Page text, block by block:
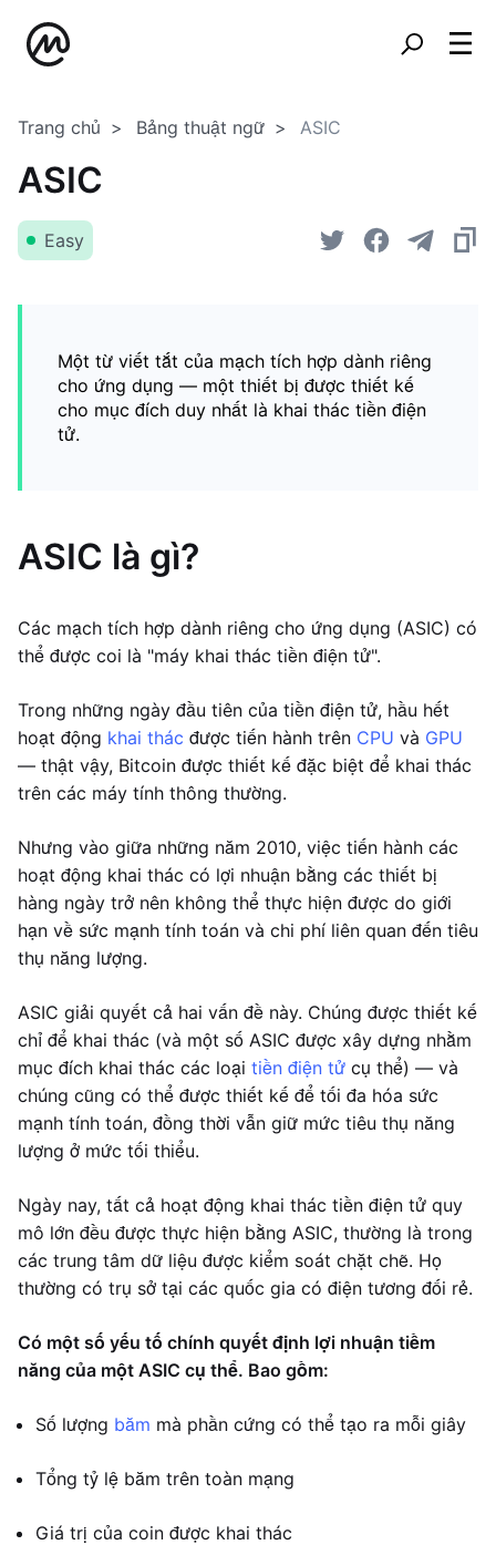
Trang chủ Bảng thuật ngữ ASIC
ASIC
Easy
Một từ viết tắt của mạch tích hợp dành riêng
cho ứng dụng — một thiết bị được thiết kế
cho mục đích duy nhất là khai thác tiền điện
tử.
ASIC là gì?
Các mạch tích hợp dành riêng cho ứng dụng (ASIC) có
thể được coi là "máy khai thác tiền điện tử".
Trong những ngày đầu tiên của tiền điện tử, hầu hết
hoạt động khai thác được tiến hành trên CPU và GPU
— thật vậy, Bitcoin được thiết kế đặc biệt để khai thác
trên các máy tính thông thường.
Nhưng vào giữa những năm 2010, việc tiến hành các
hoạt động khai thác có lợi nhuận bằng các thiết bị
hàng ngày trở nên không thể thực hiện được do giới
hạn về sức mạnh tính toán và chi phí liên quan đến tiêu
thụ năng lượng.
ASIC giải quyết cả hai vấn đề này. Chúng được thiết kế
chỉ để khai thác (và một số ASIC được xây dựng nhằm
mục đích khai thác các loại tiền điện tử cụ thể) — và
chúng cũng có thể được thiết kế để tối đa hóa sức
mạnh tính toán, đồng thời vẫn giữ mức tiêu thụ năng
lượng ở mức tối thiểu.
Ngày nay, tất cả hoạt động khai thác tiền điện tử quy
mô lớn đều được thực hiện bằng ASIC, thường là trong
các trung tâm dữ liệu được kiểm soát chặt chẽ. Họ
thường có trụ sở tại các quốc gia có điện tương đối rẻ.
Có một số yếu tố chính quyết định lợi nhuận tiềm
năng của một ASIC cụ thể. Bao gồm:
Số lượng băm mà phần cứng có thể tạo ra mỗi giây
Tổng tỷ lệ băm trên toàn mạng
Giá trị của coin được khai thác